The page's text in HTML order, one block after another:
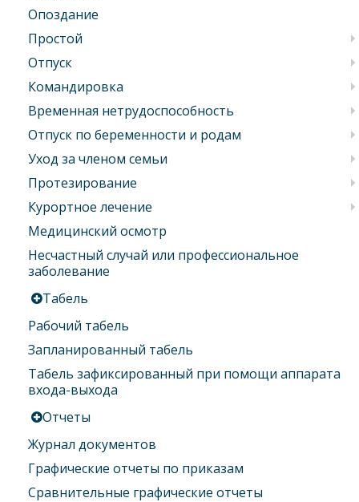
Опоздание
Простой
Отпуск
Командировка
Временная нетрудоспособность
Отпуск по беременности и родам
Уход за членом семьи
Протезирование
Курортное лечение
Медицинский осмотр
Несчастный случай или профессиональное
заболевание
Табель
Рабочий табель
Запланированный табель
Табель зафиксированный при помощи аппарата
входа-выхода
Отчеты
Журнал документов
Графические отчеты по приказам
Сравнительные графические отчеты